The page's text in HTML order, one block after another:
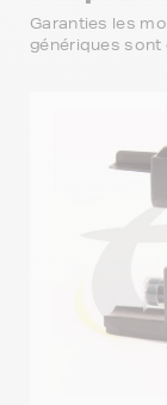
Garanties les
génériques